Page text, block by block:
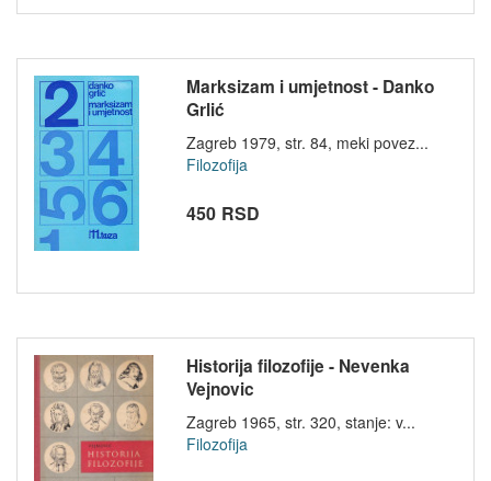
Marksizam i umjetnost - Danko
Grlić
Zagreb 1979, str. 84, meki povez...
Filozofija
450 RSD
Historija filozofije - Nevenka
Vejnovic
Zagreb 1965, str. 320, stanje: v...
Filozofija